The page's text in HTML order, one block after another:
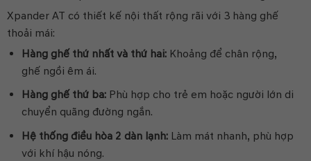
Xpander AT có thiết kế nội thất rộng rãi với 3 hàng ghế
thoải mái:
Hàng ghế thứ nhất và thứ hai:Khoảng để chân rộng,
ghế ngồi êm ái.
Hàng ghế thứ ba:Phù hợp cho trẻ em hoặc người lớn di
chuyển quãng đường ngắn.
Hệ thống điều hòa 2 dàn lạnh:Làm mát nhanh, phù hợp
với khí hậu nóng.